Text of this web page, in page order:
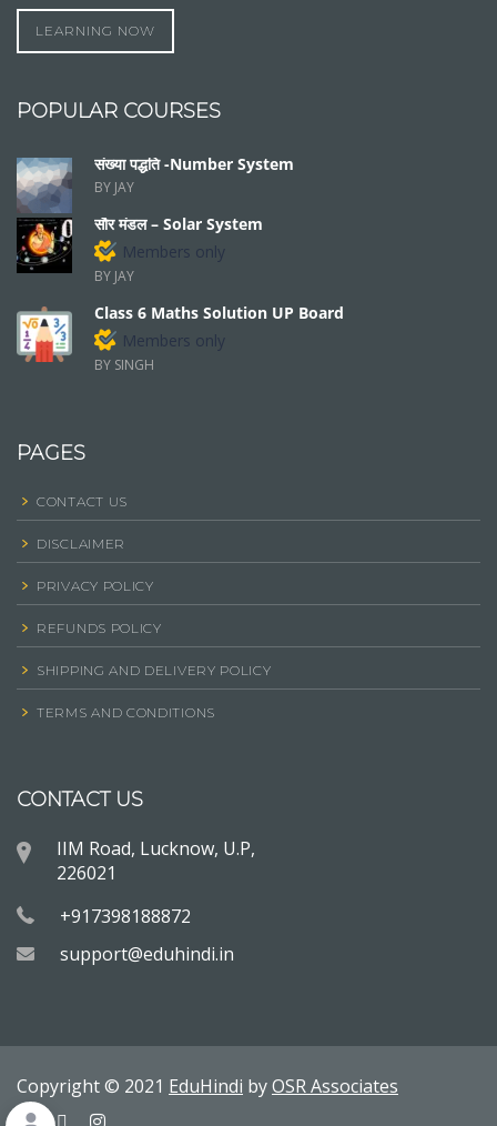
LEARNING NOW
POPULAR COURSES
संख्या पद्धति -Number System
BY JAY
सौर मंडल – Solar System
Members only
BY JAY
Class 6 Maths Solution UP Board
Members only
BY SINGH
PAGES
CONTACT US
DISCLAIMER
PRIVACY POLICY
REFUNDS POLICY
SHIPPING AND DELIVERY POLICY
TERMS AND CONDITIONS
CONTACT US
IIM Road, Lucknow, U.P,
226021
+917398188872
support@eduhindi.in
Copyright © 2021 EduHindi byOSR Associates